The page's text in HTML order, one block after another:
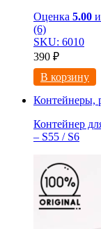
Оценка 5.00
(6)
SKU: 6010
390 ₽
В корзину
Контейнеры,
Контейнер
– S55 / S6